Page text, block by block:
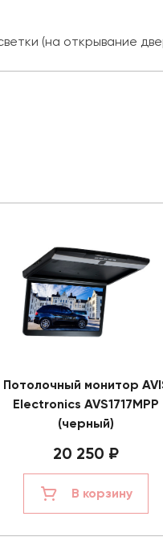
(на открывание
Потолочный монитор
Electronics AVS1717MPP
(черный)
20 250 ₽
В корзину